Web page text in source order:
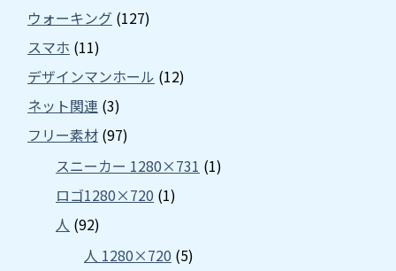
ウォーキング (127)
スマホ (11)
デザインマンホール (12)
ネット関連 (3)
フリー素材 (97)
スニーカー 1280×731 (1)
ロゴ1280×720 (1)
人 (92)
人 1280×720 (5)